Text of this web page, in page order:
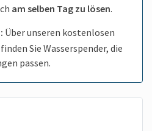
am selben Tag zu lösen.
Über unseren kostenlosen
finden Sie Wasserspender, die
passen.